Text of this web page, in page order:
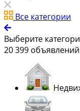
Все категории
Выберите
20 399